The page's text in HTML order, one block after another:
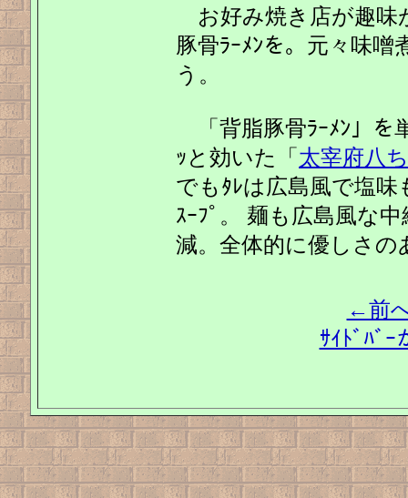
お好み焼き店が趣味
豚骨ﾗｰﾒﾝを。元々味
う。
「背脂豚骨ﾗｰﾒﾝ」を
ｯと効いた「 太宰府八
でもﾀﾚは広島風で塩味
ｽｰﾌﾟ。 麺も広島風な
減。全体的に優しさの
←前
ｻｲﾄﾞﾊﾞ